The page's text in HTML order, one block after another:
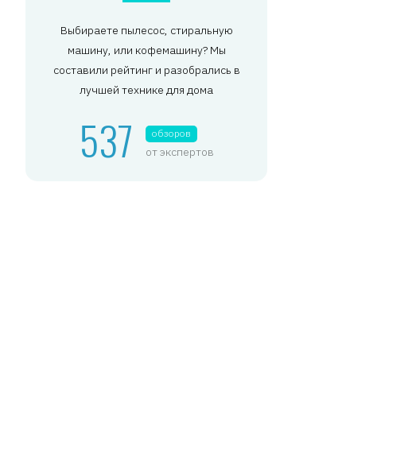
Выбираете пылесос, стиральную
машину, или кофемашину? Мы
составили рейтинг и разобрались в
лучшей технике для дома
537 обзоров
от экспертов